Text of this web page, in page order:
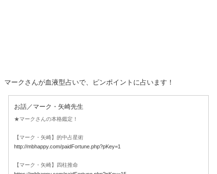
マークさんが血液型占いで、ピンポイントに占います！
お話／マーク・矢崎先生
★マークさんの本格鑑定！
【マーク・矢崎】的中占星術
http://mbhappy.com/paidFortune.php?pKey=1
【マーク・矢崎】四柱推命